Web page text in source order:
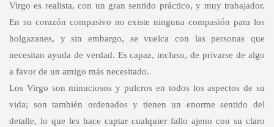
Virgo es realista, con un gran sentido práctico, y muy trabajador.
En su corazón compasivo no existe ninguna compasión para los
holgazanes, y sin embargo, se vuelca con las personas que
necesitan ayuda de verdad. Es capaz, incluso, de privarse de algo
a favor de un amigo más necesitado.
Los Virgo son minuciosos y pulcros en todos los aspectos de su
vida; son también ordenados y tienen un enorme sentido del
detalle, lo que les hace captar cualquier fallo ajeno con su claro